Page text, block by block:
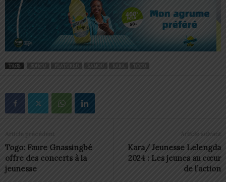
TAGS BOHOU FEATURED KAMOU KARA TOGO
Article précédent
Togo: Faure Gnassingbé
offre des concerts à la
jeunesse
Article suivant
Kara/ Jeunesse Lelengda
2024 : Les jeunes au cœur
de l’action